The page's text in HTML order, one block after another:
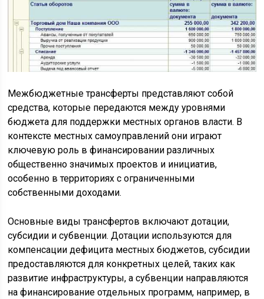
Межбюджетные трансферты представляют собой
средства, которые передаются между уровнями
бюджета для поддержки местных органов власти. В
контексте местных самоуправлений они играют
ключевую роль в финансировании различных
общественно значимых проектов и инициатив,
особенно в территориях с ограниченными
собственными доходами.
Основные виды трансфертов включают дотации,
субсидии и субвенции. Дотации используются для
компенсации дефицита местных бюджетов, субсидии
предоставляются для конкретных целей, таких как
развитие инфраструктуры, а субвенции направляются
на финансирование отдельных программ, например, в